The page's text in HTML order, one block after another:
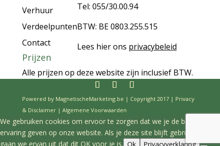
Verhuur
Verdeelpunten
Contact
Tel: 055/30.00.94
BTW: BE 0803.255.515
Lees hier ons privacybeleid
Prijzen
Alle prijzen op deze website zijn inclusief BTW.
Powered by MagnetischeMarketing.be | Copyright 2017 | Privacy
& Disclaimer| Algemene Voorwaarden
We gebruiken cookies om ervoor te zorgen dat we je de beste
ervaring geven op onze website. Als je deze site blijft gebruiken,
gaan we ervan uit dat dit OK voor je is. Ok Privacyverklaring